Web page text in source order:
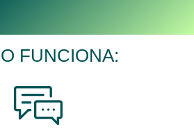
FUNCIONA: